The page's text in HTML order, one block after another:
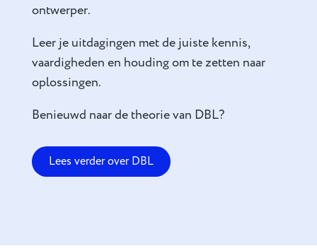
ontwerper.
Leer je uitdagingen met de juiste kennis,
vaardigheden en houding om te zetten naar
oplossingen.
Benieuwd naar de theorie van DBL?
Lees verder over DBL